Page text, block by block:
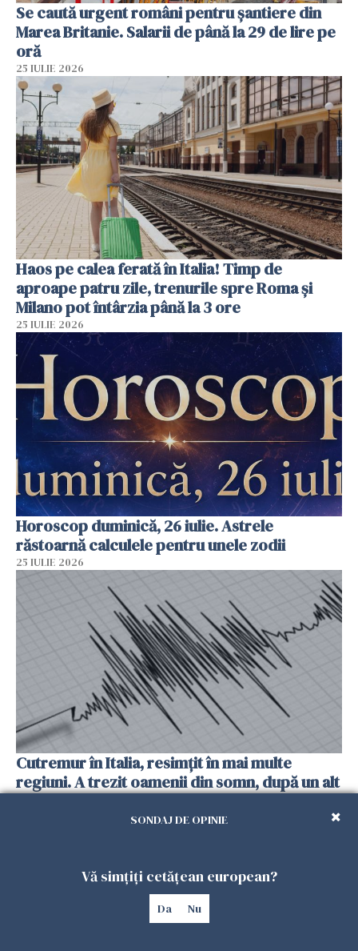
Se caută urgent români pentru șantiere din
Marea Britanie. Salarii de până la 29 de lire pe
oră
25 IULIE 2026
Haos pe calea ferată în Italia! Timp de
aproape patru zile, trenurile spre Roma și
Milano pot întârzia până la 3 ore
25 IULIE 2026
Horoscop duminică, 26 iulie. Astrele
răstoarnă calculele pentru unele zodii
25 IULIE 2026
Cutremur în Italia, resimțit în mai multe
regiuni. A trezit oamenii din somn, după un alt
SONDAJ DE OPINIE
Vă simțiți cetățean european?
Da Nu